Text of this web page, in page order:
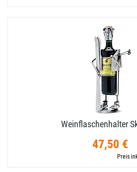
Weinflaschenhalter
47,50 €
Preis